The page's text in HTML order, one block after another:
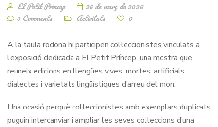
El Petit Princep
26 de març de 2026
0 Comments
Activitats 0
A la taula rodona hi participen col·leccionistes vinculats a
l’exposició dedicada a El Petit Príncep, una mostra que
reuneix edicions en llengües vives, mortes, artificials,
dialectes i varietats lingüístiques d’arreu del mon.
Una ocasió perquè col·leccionistes amb exemplars duplicats
puguin intercanviar i ampliar les seves col·leccions d’una